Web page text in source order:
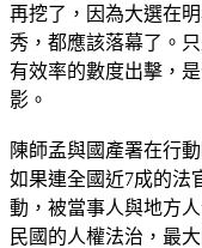
再挖了，因為大選在
秀，都應該落幕了。
有效率的數度出擊，
影。
陳師孟與國產署在行
如果連全國近7成的法
動，被當事人與地方
民國的人權法治，最